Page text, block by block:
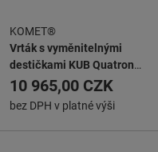
KOMET®
Vrták s vyměnitelnými
destičkami KUB Quatron
KUB-Q.2D.140.R.05-K20
10 965,00 CZK
bez DPH v platné výši